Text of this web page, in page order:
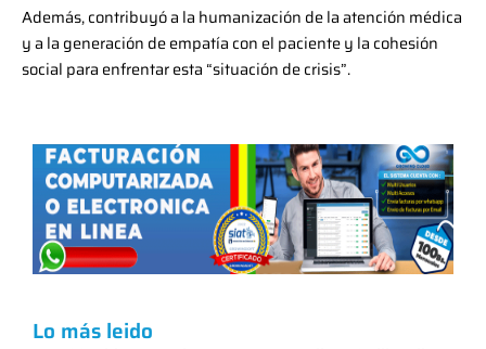
Además, contribuyó a la humanización de la atención médica
y a la generación de empatía con el paciente y la cohesión
social para enfrentar esta “situación de crisis”.
Lo más leido